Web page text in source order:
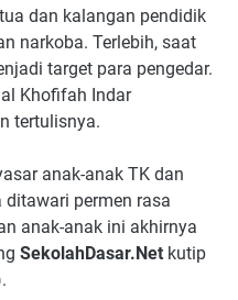
dan kalangan pendidik
narkoba. Terlebih, saat
target para pengedar.
Khofifah Indar
tertulisnya.
anak-anak TK dan
ditawari permen rasa
anak-anak ini akhirnya
SekolahDasar.Net kutip